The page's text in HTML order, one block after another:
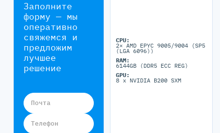
Заполните
форму — мы
оперативно
свяжемся и
предложим
лучшее
решение
Почта
Телефон
CPU:
2× AMD EPYC 9005/9004 (SP5
(LGA 6096))
RAM:
6144GB (DDR5 ECC REG)
GPU:
8 x NVIDIA B200 SXM